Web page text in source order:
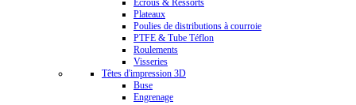
Ecrous & Ressorts
Plateaux
Poulies de distributions à courroie
PTFE & Tube Téflon
Roulements
Visseries
Têtes d'impression 3D
Buse
Engrenage